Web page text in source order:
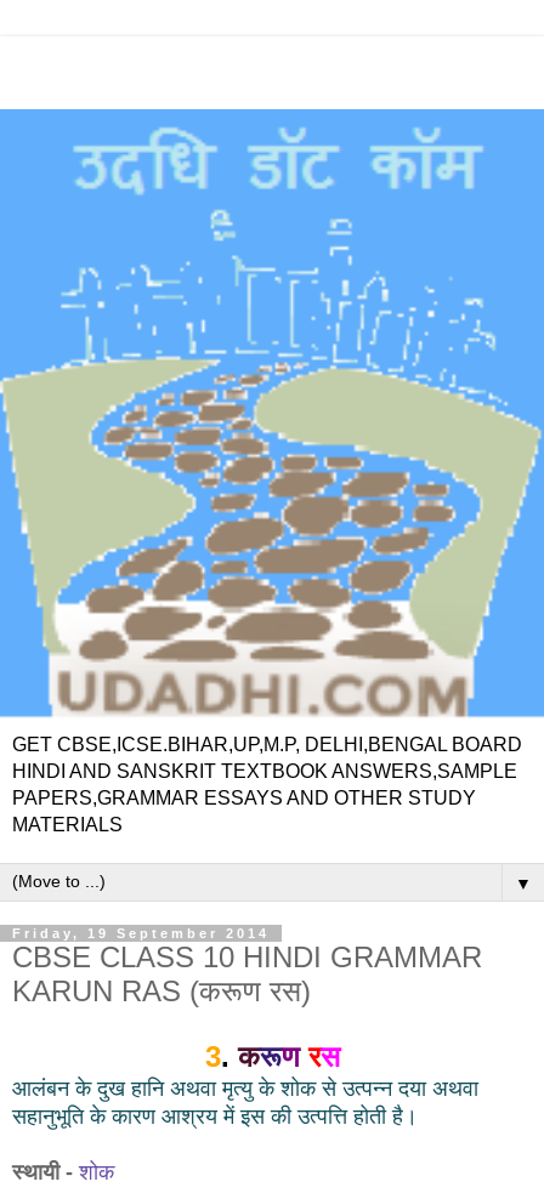
GET CBSE,ICSE.BIHAR,UP,M.P, DELHI,BENGAL BOARD
HINDI AND SANSKRIT TEXTBOOK ANSWERS,SAMPLE
PAPERS,GRAMMAR ESSAYS AND OTHER STUDY
MATERIALS
▼
Friday, 19 September 2014
CBSE CLASS 10 HINDI GRAMMAR
KARUN RAS (करूण रस)
3. करूण रस
आलंबन के दुख हानि अथवा मृत्यु के शोक से उत्पन्न दया अथवा
सहानुभूति के कारण आश्रय में इस की उत्पत्ति होती है।
स्थायी - शोक